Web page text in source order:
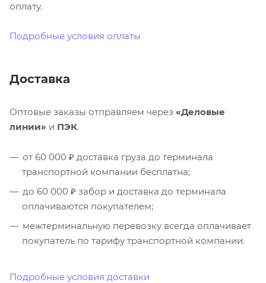
оплату.
Подробные условия оплаты
Доставка
Оптовые заказы отправляем через «Деловые
линии» и ПЭК.
от 60 000 ₽ доставка груза до терминала
транспортной компании бесплатна;
до 60 000 ₽ забор и доставка до терминала
оплачиваются покупателем;
межтерминальную перевозку всегда оплачивает
покупатель по тарифу транспортной компании.
Подробные условия доставки